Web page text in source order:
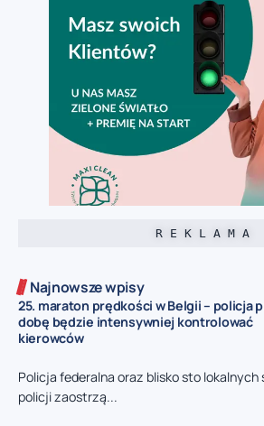
R E K L A M A
Najnowsze wpisy
25. maraton prędkości w Belgii – policja
dobę będzie intensywniej kontrolować
kierowców
Policja federalna oraz blisko sto lokalnych
policji zaostrzą...